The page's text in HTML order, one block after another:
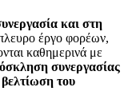
και στη
έργο φορέων,
καθημερινά με
συνεργασίας
του